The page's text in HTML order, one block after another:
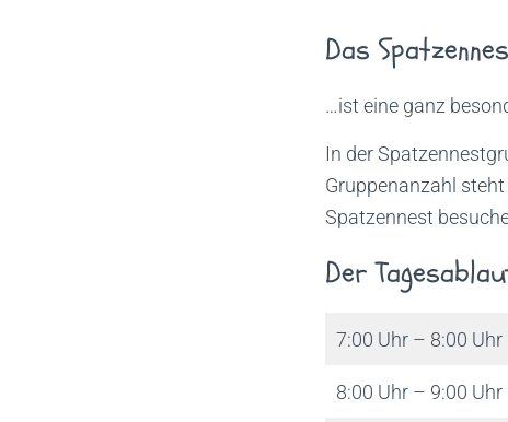
Das
…ist eine ganz
In der
Gruppenanzahl
Spatzennest
Der
7:00 Uhr – 8:00 Uhr
8:00 Uhr – 9:00 Uhr